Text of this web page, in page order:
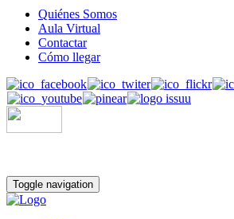
Quiénes Somos
Aula Virtual
Contactar
Cómo llegar
Toggle navigation